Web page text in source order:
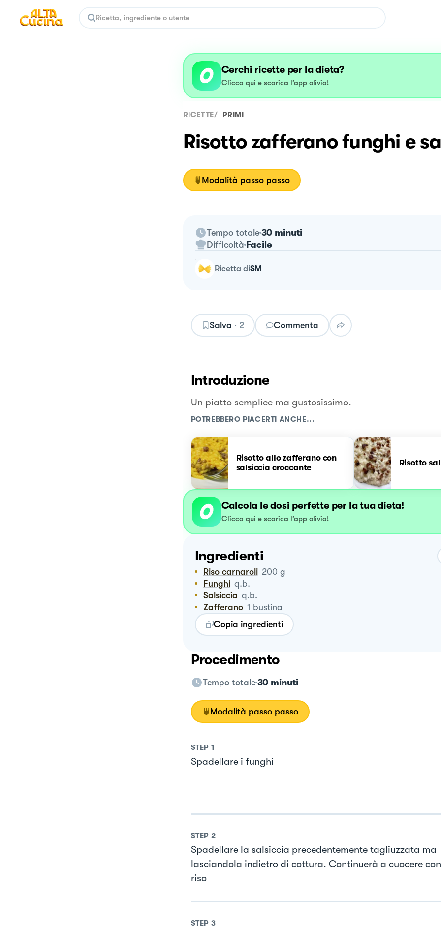
Cerchi ricette per la dieta?
Clicca qui e scarica l’app olivia!
RICETTE/ PRIMI
Risotto zafferano funghi e
Modalità passo passo
Tempo totale 30 minuti
Difficoltà Facile
ricetta diSM
Salva · 2 Commenta
Introduzione
Un piatto semplice ma gustosissimo.
POTREBBERO PIACERTI ANCHE...
Risotto allo zafferano con
salsiccia croccante
Risotto
Calcola le dosi perfette per la tua dieta!
Clicca qui e scarica l’app olivia!
Ingredienti
Riso carnaroli 200 g
Funghi q.b.
Salsiccia q.b.
Zafferano 1 bustina
Copia ingredienti
Procedimento
Tempo totale 30 minuti
Modalità passo passo
STEP 1
Spadellare i funghi
STEP 2
Spadellare la salsiccia precedentemente tagliuzzata ma
lasciandola indietro di cottura. Continuerà a cuocere
riso
STEP 3